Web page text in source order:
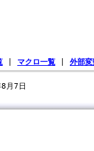
マクロ一覧 外部
7日